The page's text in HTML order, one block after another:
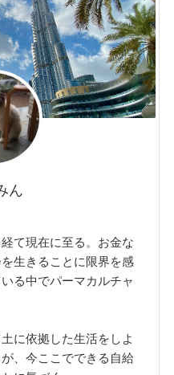
ん
て現在に至る。お金な
生きることに限界を感
る中でパーマカルチャ
に依拠した生活をしよ
、今ここでできる自給